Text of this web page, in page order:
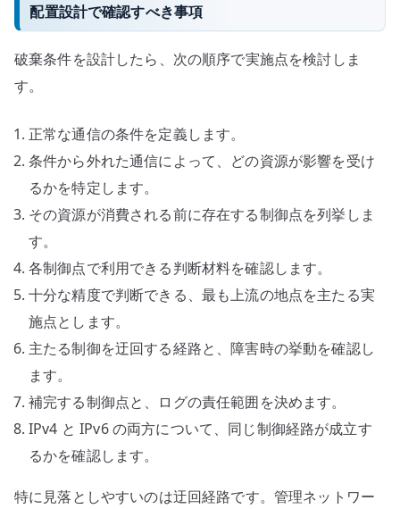
配置設計で確認すべき事項
破棄条件を設計したら、次の順序で実施点を検討しま
す。
正常な通信の条件を定義します。
条件から外れた通信によって、どの資源が影響を受け
るかを特定します。
その資源が消費される前に存在する制御点を列挙しま
す。
各制御点で利用できる判断材料を確認します。
十分な精度で判断できる、最も上流の地点を主たる実
施点とします。
主たる制御を迂回する経路と、障害時の挙動を確認し
ます。
補完する制御点と、ログの責任範囲を決めます。
IPv4 と IPv6 の両方について、同じ制御経路が成立す
るかを確認します。
特に見落としやすいのは迂回経路です。管理ネットワー